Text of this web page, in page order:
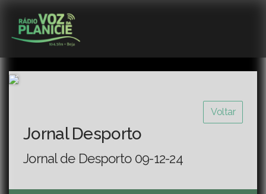
Voltar
Jornal Desporto
Jornal de Desporto 09-12-24